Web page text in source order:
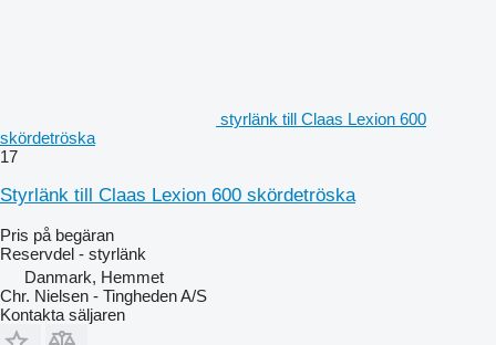
styrlänk till Claas Lexion 600
skördetröska
17
Styrlänk till Claas Lexion 600 skördetröska
Pris på begäran
Reservdel - styrlänk
Danmark, Hemmet
Chr. Nielsen - Tingheden A/S
Kontakta säljaren